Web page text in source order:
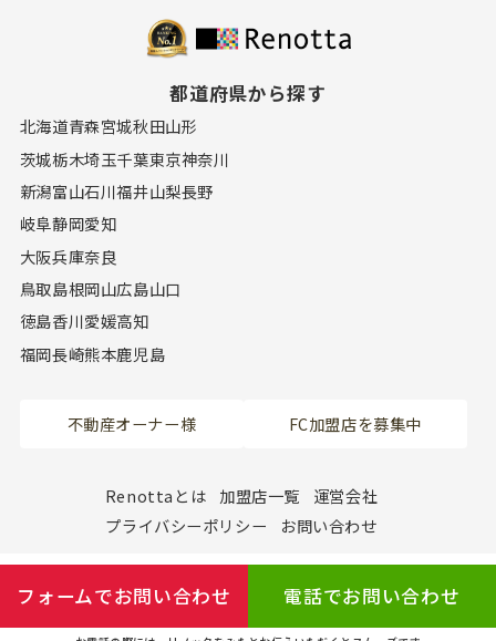
都道府県から探す
北海道青森宮城秋田山形
茨城栃木埼玉千葉東京神奈川
新潟富山石川福井山梨長野
岐阜静岡愛知
大阪兵庫奈良
鳥取島根岡山広島山口
徳島香川愛媛高知
福岡長崎熊本鹿児島
不動産オーナー様 FC加盟店を募集中
Renottaとは 加盟店一覧
運営会社
プライバシーポリシー
お問い合わせ
フォームでお問い合わせ 電話でお問い合わせ